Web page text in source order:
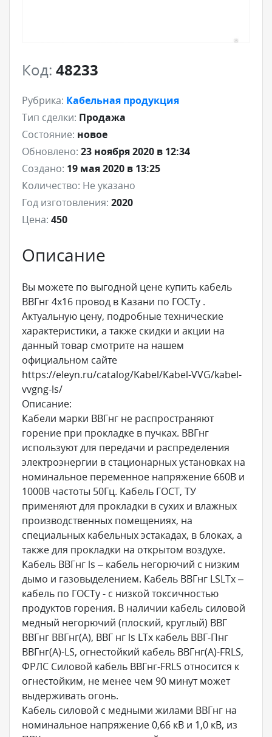
Код: 48233
Рубрика: Кабельная продукция
Тип сделки: Продажа
Состояние: новое
Обновлено: 23 ноября 2020 в 12:34
Создано: 19 мая 2020 в 13:25
Количество: Не указано
Год изготовления: 2020
Цена: 450
Описание
Вы можете по выгодной цене купить кабель
ВВГнг 4х16 провод в Казани по ГОСТу .
Актуальную цену, подробные технические
характеристики, а также скидки и акции на
данный товар смотрите на нашем
официальном сайте
https://eleyn.ru/catalog/Kabel/Kabel-VVG/kabel-
vvgng-ls/
Описание:
Кабели марки ВВГнг не распространяют
горение при прокладке в пучках. ВВГнг
используют для передачи и распределения
электроэнергии в стационарных установках на
номинальное переменное напряжение 660В и
1000В частоты 50Гц. Кабель ГОСТ, ТУ
применяют для прокладки в сухих и влажных
производственных помещениях, на
специальных кабельных эстакадах, в блоках, а
также для прокладки на открытом воздухе.
Кабель ВВГнг ls – кабель негорючий с низким
дымо и газовыделением. Кабель ВВГнг LSLTx –
кабель по ГОСТу - с низкой токсичностью
продуктов горения. В наличии кабель силовой
медный негорючий (плоский, круглый) ВВГ
ВВГнг ВВГнг(А), ВВГ нг ls LTx кабель ВВГ-Пнг
ВВГнг(А)-LS, огнестойкий кабель ВВГнг(А)-FRLS,
ФРЛС Силовой кабель ВВГнг-FRLS относится к
огнестойким, не менее чем 90 минут может
выдерживать огонь.
Кабель силовой с медными жилами ВВГнг на
номинальное напряжение 0,66 кВ и 1,0 кВ, из